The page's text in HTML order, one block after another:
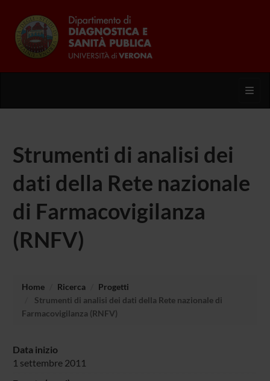
Strumenti di analisi dei
dati della Rete nazionale
di Farmacovigilanza
(RNFV)
Home Ricerca
Progetti
Strumenti di analisi dei dati della Rete nazionale di
Farmacovigilanza (RNFV)
Data inizio
1 settembre 2011